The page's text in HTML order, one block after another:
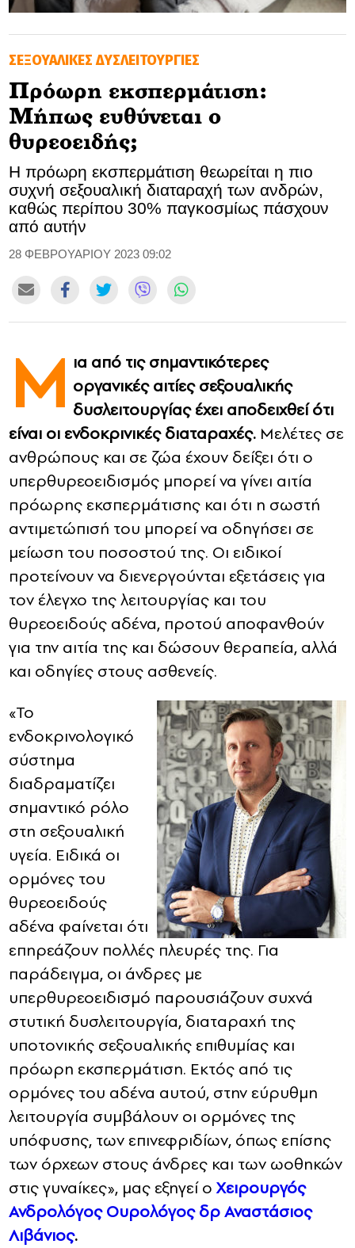
SOOZIE’S FRIENDS
CULTURE
TASTELAND
TECH
HEALTH
CONTACT
ADVERTISE
ΣΕΞΟΥΑΛΙΚΕΣ ΔΥΣΛΕΙΤΟΥΡΓΙΕΣ
Πρόωρη εκσπερμάτιση:
Μήπως ευθύνεται o
θυρεοειδής;
Η πρόωρη εκσπερμάτιση θεωρείται η πιο
συχνή σεξουαλική διαταραχή των ανδρών,
καθώς περίπου 30% παγκοσμίως πάσχουν
από αυτήν
28 ΦΕΒΡΟΥΑΡΙΟΥ 2023 09:02
Μ ια από τις σημαντικότερες
οργανικές αιτίες σεξουαλικής
δυσλειτουργίας έχει αποδειχθεί ότι
είναι οι ενδοκρινικές διαταραχές. Μελέτες σε
ανθρώπους και σε ζώα έχουν δείξει ότι ο
υπερθυρεοειδισμός μπορεί να γίνει αιτία
πρόωρης εκσπερμάτισης και ότι η σωστή
αντιμετώπισή του μπορεί να οδηγήσει σε
μείωση του ποσοστού της. Οι ειδικοί
προτείνουν να διενεργούνται εξετάσεις για
τον έλεγχο της λειτουργίας και του
θυρεοειδούς αδένα, προτού αποφανθούν
για την αιτία της και δώσουν θεραπεία, αλλά
και οδηγίες στους ασθενείς.
«Το
ενδοκρινολογικό
σύστημα
διαδραματίζει
σημαντικό ρόλο
στη σεξουαλική
υγεία. Ειδικά οι
ορμόνες του
θυρεοειδούς
αδένα φαίνεται ότι
επηρεάζουν πολλές πλευρές της. Για
παράδειγμα, οι άνδρες με
υπερθυρεοειδισμό παρουσιάζουν συχνά
στυτική δυσλειτουργία, διαταραχή της
υποτονικής σεξουαλικής επιθυμίας και
πρόωρη εκσπερμάτιση. Εκτός από τις
ορμόνες του αδένα αυτού, στην εύρυθμη
λειτουργία συμβάλουν οι ορμόνες της
υπόφυσης, των επινεφριδίων, όπως επίσης
των όρχεων στους άνδρες και των ωοθηκών
στις γυναίκες», μας εξηγεί ο Χειρουργός
Ανδρολόγος Ουρολόγος δρ Αναστάσιος
Λιβάνιος.